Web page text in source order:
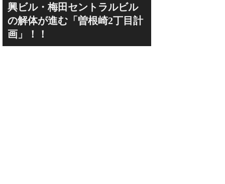
興ビル・梅田セントラルビル
の解体が進む「曽根崎2丁目計
画」！！